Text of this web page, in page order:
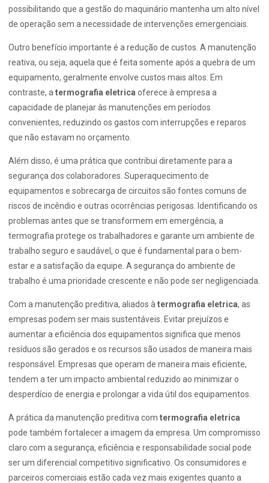
possibilitando que a gestão do maquinário mantenha um alto nível
de operação sem a necessidade de intervenções emergenciais.
Outro benefício importante é a redução de custos. A manutenção
reativa, ou seja, aquela que é feita somente após a quebra de um
equipamento, geralmente envolve custos mais altos. Em
contraste, a termografia eletrica oferece à empresa a
capacidade de planejar às manutenções em períodos
convenientes, reduzindo os gastos com interrupções e reparos
que não estavam no orçamento.
Além disso, é uma prática que contribui diretamente para a
segurança dos colaboradores. Superaquecimento de
equipamentos e sobrecarga de circuitos são fontes comuns de
riscos de incêndio e outras ocorrências perigosas. Identificando os
problemas antes que se transformem em emergência, a
termografia protege os trabalhadores e garante um ambiente de
trabalho seguro e saudável, o que é fundamental para o bem-
estar e a satisfação da equipe. A segurança do ambiente de
trabalho é uma prioridade crescente e não pode ser negligenciada.
Com a manutenção preditiva, aliados à termografia eletrica, as
empresas podem ser mais sustentáveis. Evitar prejuízos e
aumentar a eficiência dos equipamentos significa que menos
resíduos são gerados e os recursos são usados de maneira mais
responsável. Empresas que operam de maneira mais eficiente,
tendem a ter um impacto ambiental reduzido ao minimizar o
desperdício de energia e prolongar a vida útil dos equipamentos.
A prática da manutenção preditiva com termografia eletrica
pode também fortalecer a imagem da empresa. Um compromisso
claro com a segurança, eficiência e responsabilidade social pode
ser um diferencial competitivo significativo. Os consumidores e
parceiros comerciais estão cada vez mais exigentes quanto a